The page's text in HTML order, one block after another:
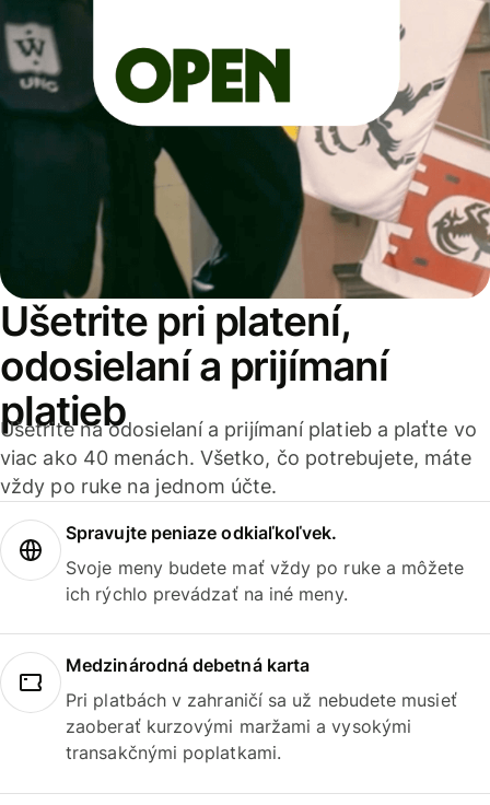
Ušetrite pri platení,
odosielaní a prijímaní
platieb
Ušetrite na odosielaní a prijímaní platieb a plaťte vo
viac ako 40 menách. Všetko, čo potrebujete, máte
vždy po ruke na jednom účte.
Spravujte peniaze odkiaľkoľvek.
Svoje meny budete mať vždy po ruke a môžete
ich rýchlo prevádzať na iné meny.
Medzinárodná debetná karta
Pri platbách v zahraničí sa už nebudete musieť
zaoberať kurzovými maržami a vysokými
transakčnými poplatkami.